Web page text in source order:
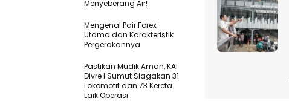
Menyeberang Air!
Mengenal Pair Forex
Utama dan Karakteristik
Pergerakannya
Pastikan Mudik Aman, KAI
Divre I Sumut Siagakan 31
Lokomotif dan 73 Kereta
Laik Operasi